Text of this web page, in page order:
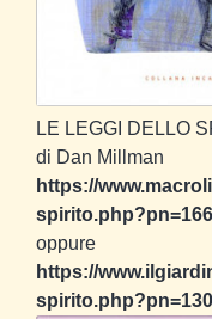
LE LEGGI DELLO
di Dan Millman
https://
spirito.php?pn=166
oppure
https://
spirito.php?pn=130